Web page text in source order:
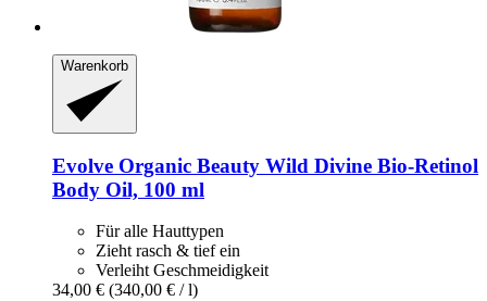
Warenkorb
Evolve Organic Beauty Wild Divine Bio-​Retinol
Body Oil, 100 ml
Für alle Hauttypen
Zieht rasch & tief ein
Verleiht Geschmeidigkeit
34,00 € (340,00 € / l)